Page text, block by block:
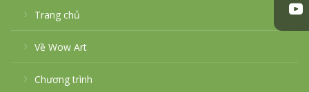
Trang chủ
Về Wow Art
Chương trình